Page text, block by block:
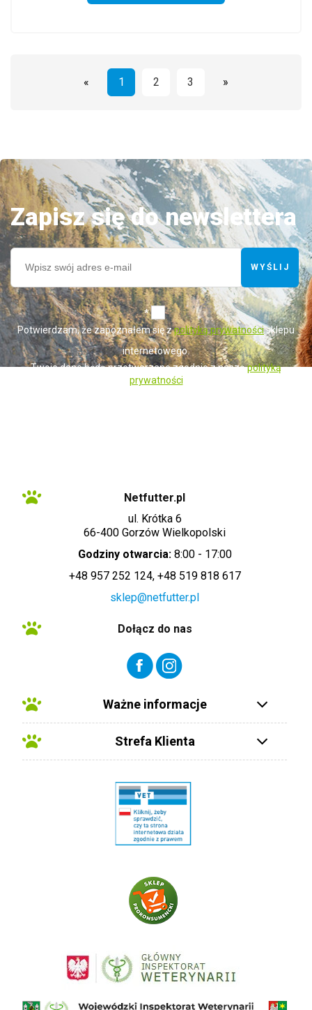
« 1 2 3 »
Zapisz się do newslettera
WYŚLIJ
*
Potwierdzam, że zapoznałem się zpolityką prywatnościsklepu
internetowego.
Twoje dane będą przetwarzane zgodnie z nasząpolityką
prywatności
Netfutter.pl
ul. Krótka 6
66-400 Gorzów Wielkopolski
Godziny otwarcia:8:00 - 17:00
+48 957 252 124, +48 519 818 617
sklep@netfutter.pl
Dołącz do nas
Ważne informacje
Strefa Klienta